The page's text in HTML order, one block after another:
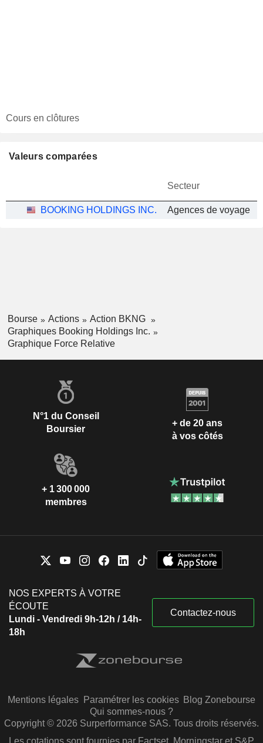
Cours en clôtures
Valeurs comparées
Secteur
BOOKING HOLDINGS INC. Agences de voyage
Bourse Actions
Action BKNG
Graphiques Booking Holdings Inc.
Graphique Force Relative
N°1 du Conseil
Boursier
+ de 20 ans
à vos côtés
+ 1 300 000
membres
NOS EXPERTS À VOTRE
ÉCOUTE
Lundi - Vendredi 9h-12h / 14h-
18h
Contactez-nous
Mentions légales Paramétrer les cookies Blog Zonebourse
Qui sommes-nous ?
Copyright © 2026 Surperformance SAS. Tous droits réservés.
Les cotations sont fournies par Factset, Morningstar et S&P